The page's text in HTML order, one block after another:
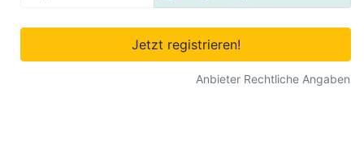
Jetzt registrieren!
Anbieter Rechtliche Angaben